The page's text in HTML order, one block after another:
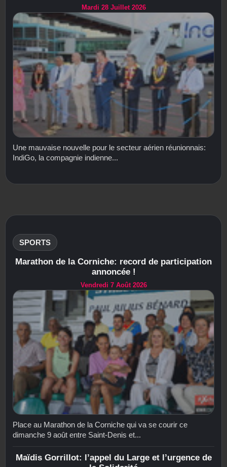
Mardi 28 Juillet 2026
Une mauvaise nouvelle pour le secteur aérien réunionnais:
IndiGo, la compagnie indienne...
SPORTS
Marathon de la Corniche: record de participation
annoncée !
Vendredi 7 Août 2026
Place au Marathon de la Corniche qui va se courir ce
dimanche 9 août entre Saint-Denis et...
Maïdis Gorrillot: l’appel du Large et l’urgence de